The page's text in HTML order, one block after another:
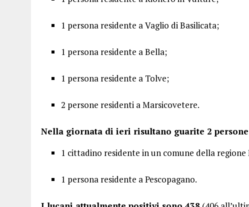
1 persona residente a Vaglio di Basilicata;
1 persona residente a Bella;
1 persona residente a Tolve;
2 persone residenti a Marsicovetere.
Nella giornata di ieri risultano guarite 2 persone
1 cittadino residente in un comune della
1 persona residente a Pescopagano.